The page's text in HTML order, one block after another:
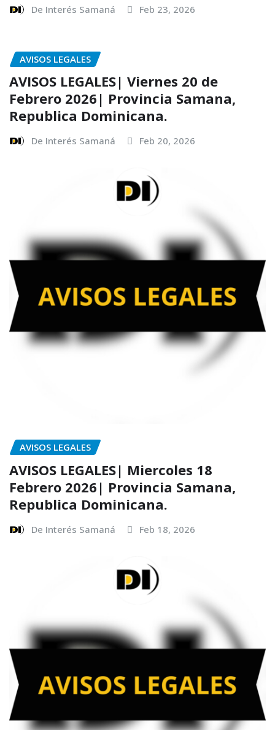
De Interés Samaná Feb 23, 2026
AVISOS LEGALES
AVISOS LEGALES| Viernes 20 de
Febrero 2026| Provincia Samana,
Republica Dominicana.
De Interés Samaná Feb 20, 2026
AVISOS LEGALES
AVISOS LEGALES| Miercoles 18
Febrero 2026| Provincia Samana,
Republica Dominicana.
De Interés Samaná Feb 18, 2026